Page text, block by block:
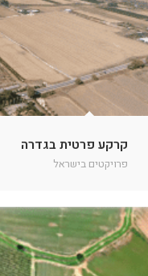
קרקע פרטית בגדרה
פרויקטים בישראל